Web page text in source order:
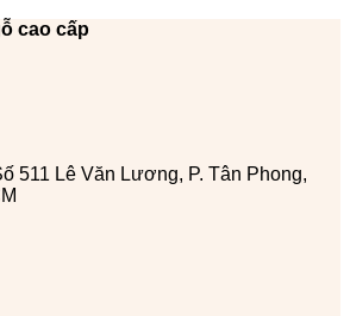
cao cấp
511 Lê Văn Lương, P. Tân Phong,